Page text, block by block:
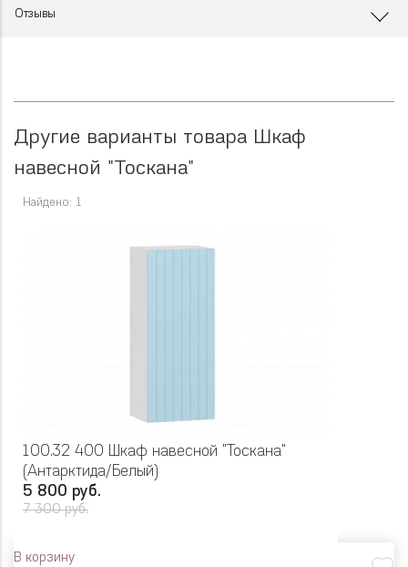
Отзывы
Другие варианты товара Шкаф
навесной "Тоскана"
Найдено: 1
100.32 400 Шкаф навесной "Тоскана"
(Антарктида/Белый)
5 800 руб.
7 300 руб.
В корзину